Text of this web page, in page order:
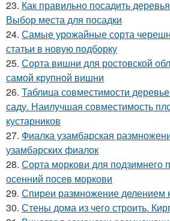
23. Как правильно посадить
Выбор места для посадки
24. Самые урожайные сорта
статьи в новую подборку
25. Сорта вишни для ростовской
самой крупной вишни
26. Таблица совместимости
саду. Наилучшая совместимость
кустарников
27. Фиалка узамбарская
узамбарских фиалок
28. Сорта моркови для подзимнего
осенний посев моркови
29. Спиреи размножение делением
30. Стены дома из чего строить.